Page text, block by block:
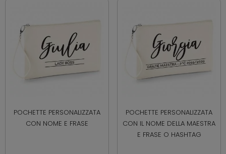
POCHETTE PERSONALIZZATA
CON NOME E FRASE
POCHETTE PERSONALIZZATA
CON IL NOME DELLA MAESTRA
E FRASE O HASHTAG